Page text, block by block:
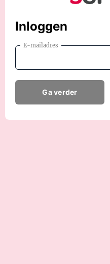
Inloggen
E-mailadres
Ga verder